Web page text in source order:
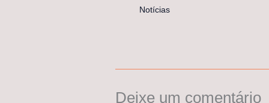
Notícias
Deixe um comentário